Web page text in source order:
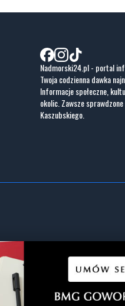
Nadmorski24.pl - portal
Twoja codzienna dawka
Informacje społeczne,
okolic. Zawsze
Kaszubskiego.